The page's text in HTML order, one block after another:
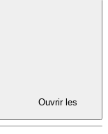
Ouvrir les